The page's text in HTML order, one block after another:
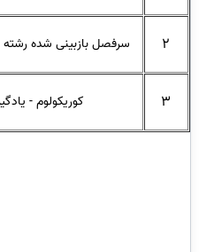
2 سرفصل بازبینی شده رشته
3 کوریکولوم -